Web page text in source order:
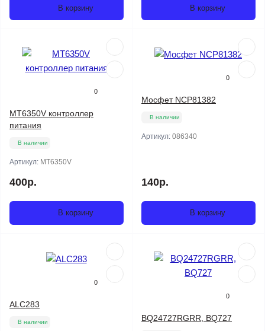
В корзину В корзину
0
MT6350V контроллер
питания
В наличии
Артикул: MT6350V
400р.
В корзину
0
Мосфет NCP81382
В наличии
Артикул: 086340
140р.
В корзину
0
ALC283
В наличии
0
BQ24727RGRR, BQ727